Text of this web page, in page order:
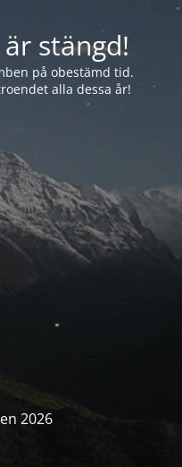
stängd!
på obestämd tid.
alla dessa år!
2026